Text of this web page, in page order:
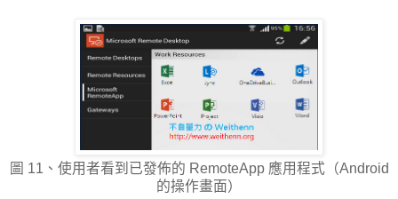
圖 11、使用者看到已發佈的 RemoteApp 應用程式（Android
的操作畫面）